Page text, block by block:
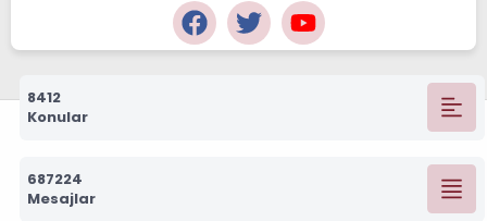
8412
Konular
687224
Mesajlar